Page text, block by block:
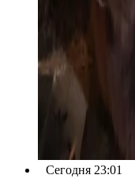
Сегодня 23:01